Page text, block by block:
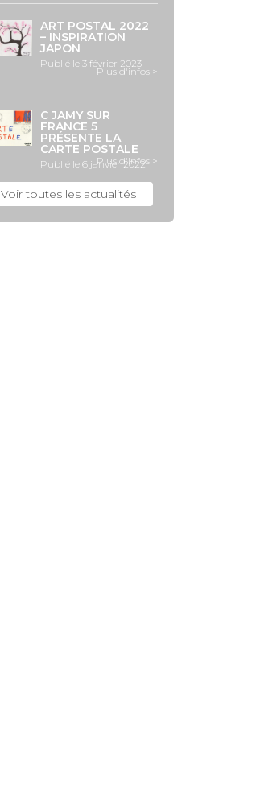
ART POSTAL 2022
– INSPIRATION
JAPON
Publié le 3 février 2023
Plus d'infos >
C JAMY SUR
FRANCE 5
PRÉSENTE LA
CARTE POSTALE
Publié le 6 janvier 2022
Plus d'infos >
Voir toutes les actualités